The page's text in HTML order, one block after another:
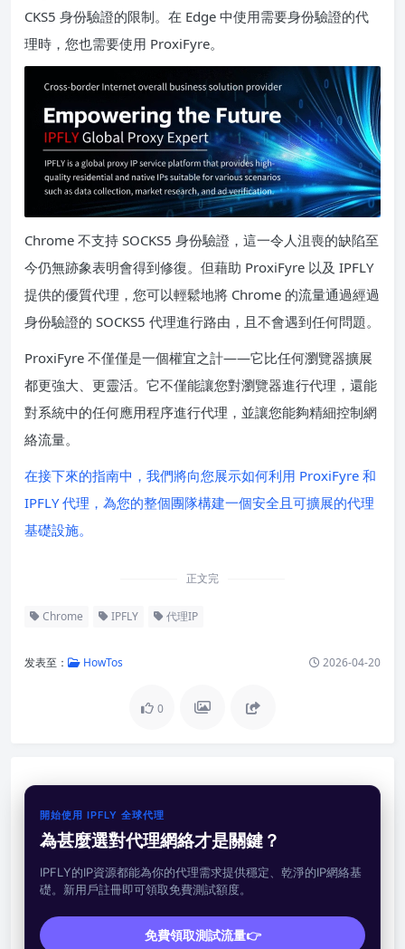
CKS5 身份驗證的限制。在 Edge 中使用需要身份驗證的代
理時，您也需要使用 ProxiFyre。
Chrome 不支持 SOCKS5 身份驗證，這一令人沮喪的缺陷至
今仍無跡象表明會得到修復。但藉助 ProxiFyre 以及 IPFLY
提供的優質代理，您可以輕鬆地將 Chrome 的流量通過經過
身份驗證的 SOCKS5 代理進行路由，且不會遇到任何問題。
ProxiFyre 不僅僅是一個權宜之計——它比任何瀏覽器擴展
都更強大、更靈活。它不僅能讓您對瀏覽器進行代理，還能
對系統中的任何應用程序進行代理，並讓您能夠精細控制網
絡流量。
在接下來的指南中，我們將向您展示如何利用 ProxiFyre 和
IPFLY 代理，為您的整個團隊構建一個安全且可擴展的代理
基礎設施。
正文完
Chrome IPFLY 代理IP
发表至： HowTos 2026-04-20
0
開始使用 IPFLY 全球代理
為甚麼選對代理網絡才是關鍵？
IPFLY的IP資源都能為你的代理需求提供穩定、乾淨的IP網絡基
礎。新用戶註冊即可領取免費測試額度。
免費領取測試流量👉